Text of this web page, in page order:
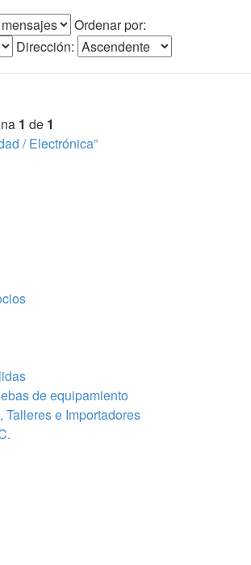
Ordenar por:
Dirección:
1 de 1
/ Electrónica”
de equipamiento
e Importadores